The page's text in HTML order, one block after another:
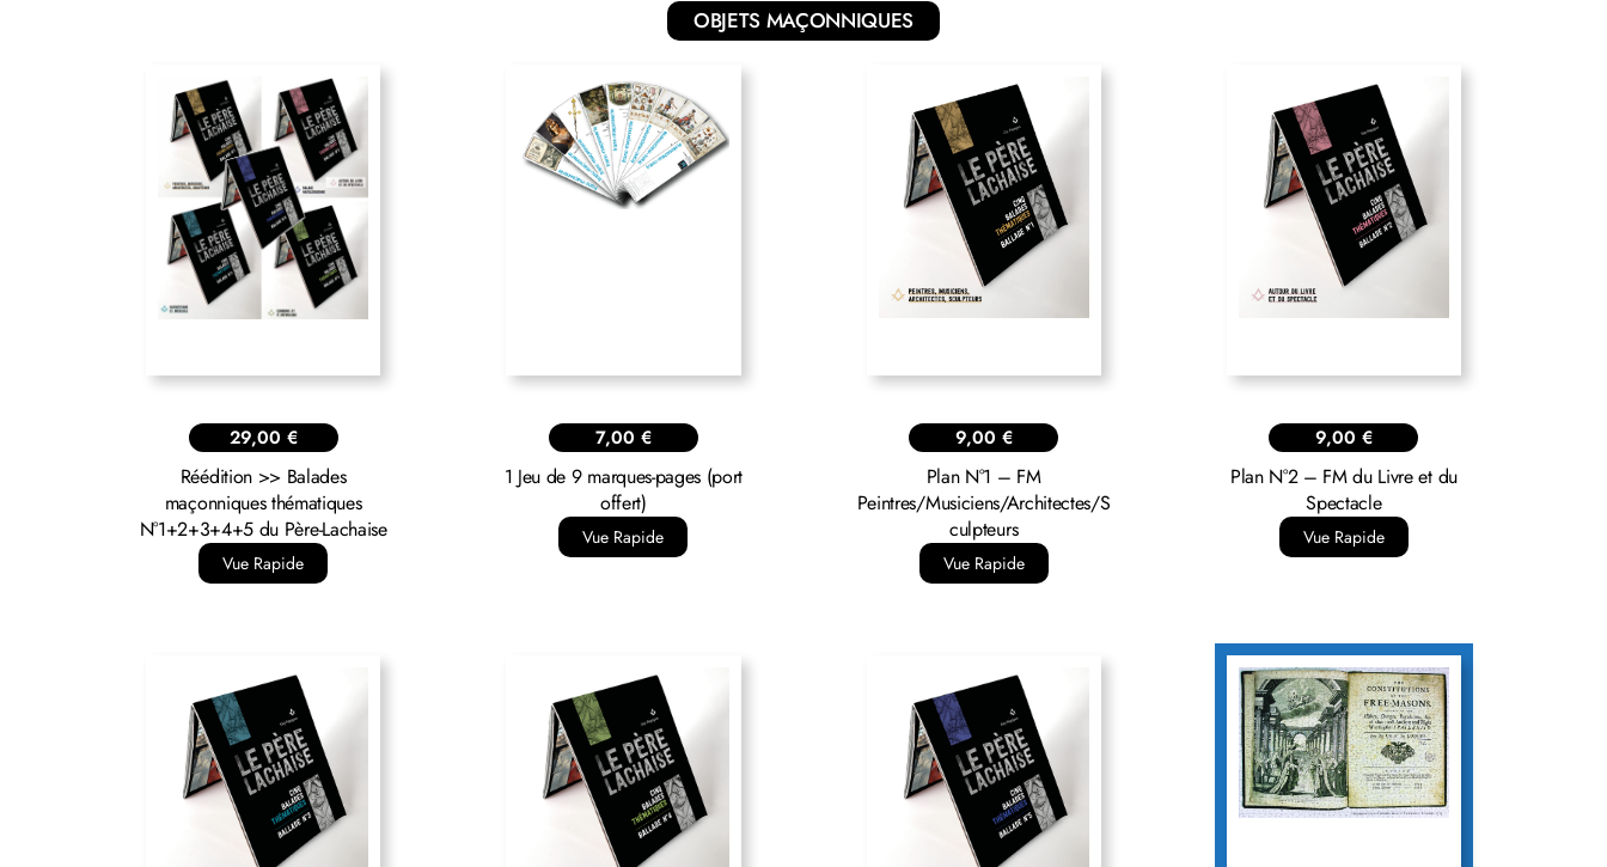
OBJETS MAÇONNIQUES
29,00 €
Réédition >> Balades
maçonniques thématiques
N°1+2+3+4+5 du Père-Lachaise
Vue Rapide
7,00 €
1 Jeu de 9 marques-pages (port
offert)
Vue Rapide
9,00 €
Plan N°1 – FM
Peintres/Musiciens/Architectes/S
culpteurs
Vue Rapide
9,00 €
Plan N°2 – FM du Livre et du
Spectacle
Vue Rapide